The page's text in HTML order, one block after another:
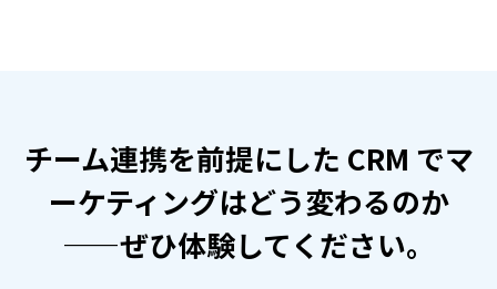
チーム連携を前提にした CRM でマ
ーケティングはどう変わるのか
――ぜひ体験してください。